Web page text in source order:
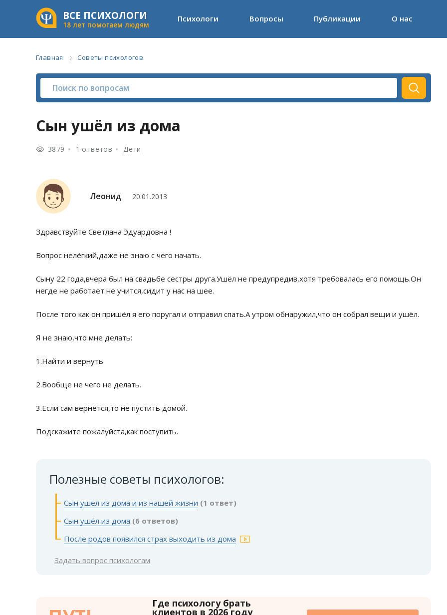
ВСЕ ПСИХОЛОГИ
18 лет помогаем людям
Психологи Вопросы Публикации О нас
Главная Советы психологов
Сын ушёл из дома
3879 1 ответов Дети
Леонид 20.01.2013
Здравствуйте Светлана Эдуардовна !
Вопрос нелёгкий,даже не знаю с чего начать.
Сыну 22 года,вчера был на свадьбе сестры друга.Ушёл не предупредив,хотя требовалась его помощь.Он
негде не работает не учится,сидит у нас на шее.
После того как он пришёл я его поругал и отправил спать.А утром обнаружил,что он собрал вещи и ушёл.
Я не знаю,что мне делать:
1.Найти и вернуть
2.Вообще не чего не делать.
3.Если сам вернётся,то не пустить домой.
Подскажите пожалуйста,как поступить.
Полезные советы психологов:
Сын ушёл из дома и из нашей жизни (1 ответ)
Сын ушёл из дома (6 ответов)
После родов появился страх выходить из дома
Задать вопрос психологам
Где психологу брать
клиентов в 2026 году